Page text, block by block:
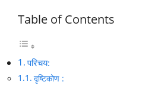
Table of Contents
परिचय:
दृष्टिकोण :